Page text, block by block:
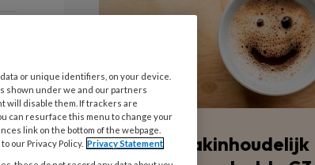
Blijf vakinhoudelijk
or unique identifiers, on your device.
shown under we and our partners
will disable them. If trackers are
can resurface this menu to change your
link on the bottom of the webpage.
our Privacy Policy. Privacy Statement